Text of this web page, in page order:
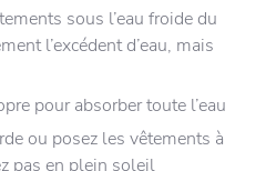
sous l’eau froide du
l’excédent d’eau, mais
pour absorber toute l’eau
ou posez les vêtements à
pas en plein soleil